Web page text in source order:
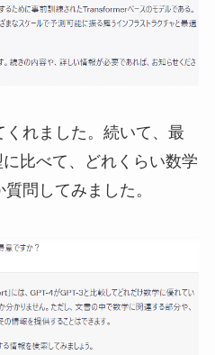
れました。続いて、最
比べて、どれくらい数学
問してみました。